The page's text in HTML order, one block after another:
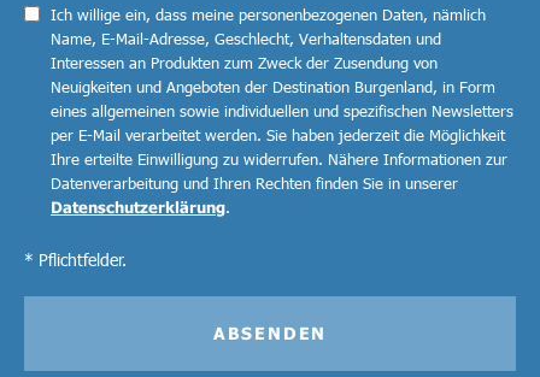
Ich willige ein, dass meine personenbezogenen Daten, nämlich
Name, E-Mail-Adresse, Geschlecht, Verhaltensdaten und
Interessen an Produkten zum Zweck der Zusendung von
Neuigkeiten und Angeboten der Destination Burgenland, in Form
eines allgemeinen sowie individuellen und spezifischen Newsletters
per E-Mail verarbeitet werden. Sie haben jederzeit die Möglichkeit
Ihre erteilte Einwilligung zu widerrufen. Nähere Informationen zur
Datenverarbeitung und Ihren Rechten finden Sie in unserer
Datenschutzerklärung.
* Pflichtfelder.
ABSENDEN